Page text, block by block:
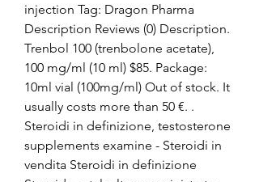
injection Tag: Dragon Pharma
Description Reviews (0) Description.
Trenbol 100 (trenbolone acetate),
100 mg/ml (10 ml) $85. Package:
10ml vial (100mg/ml) Out of stock. It
usually costs more than 50 €. .
Steroidi in definizione, testosterone
supplements examine - Steroidi in
vendita Steroidi in definizione